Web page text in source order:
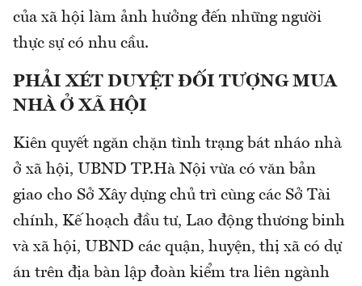
của xã hội làm ảnh hưởng đến những người
thực sự có nhu cầu.
PHẢI XÉT DUYỆT ĐỐI TƯỢNG MUA
NHÀ Ở XÃ HỘI
Kiên quyết ngăn chặn tình trạng bát nháo nhà
ở xã hội, UBND TP.Hà Nội vừa có văn bản
giao cho Sở Xây dựng chủ trì cùng các Sở Tài
chính, Kế hoạch đầu tư, Lao động thương binh
và xã hội, UBND các quận, huyện, thị xã có dự
án trên địa bàn lập đoàn kiểm tra liên ngành